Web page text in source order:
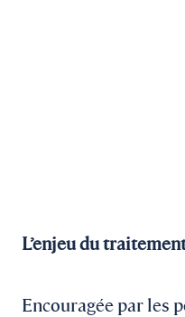
L’enjeu du
Encouragée par les